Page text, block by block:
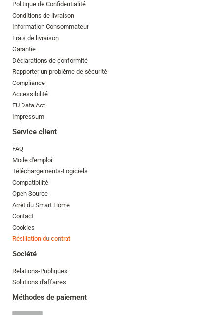
Politique de Confidentialité
Conditions de livraison
Information Consommateur
Frais de livraison
Garantie
Déclarations de conformité
Rapporter un problème de sécurité
Compliance
Accessibilité
EU Data Act
Impressum
Service client
FAQ
Mode d'emploi
Téléchargements-Logiciels
Compatibilité
Open Source
Arrêt du Smart Home
Contact
Cookies
Résiliation du contrat
Société
Relations-Publiques
Solutions d'affaires
Méthodes de paiement